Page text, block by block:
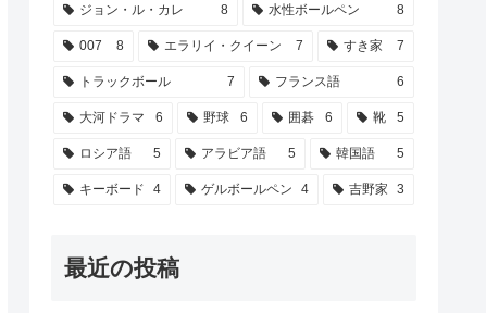
ジョン・ル・カレ 8 水性ボールペン 8
007 8 エラリイ・クイーン 7 すき家 7
トラックボール 7 フランス語 6
大河ドラマ 6 野球 6 囲碁 6 靴 5
ロシア語 5 アラビア語 5 韓国語 5
キーボード 4 ゲルボールペン 4 吉野家 3
最近の投稿